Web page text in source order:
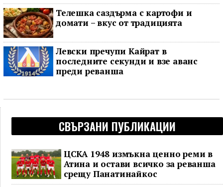
Телешка саздърма с картофи и
домати – вкус от традицията
Левски пречупи Кайрат в
последните секунди и взе аванс
преди реванша
СВЪРЗАНИ ПУБЛИКАЦИИ
ЦСКА 1948 измъкна ценно реми в
Атина и остави всичко за реванша
срещу Панатинайкос